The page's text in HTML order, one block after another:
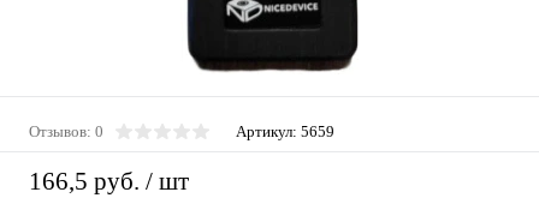
Отзывов: 0 Артикул: 5659
166,5 руб. / шт